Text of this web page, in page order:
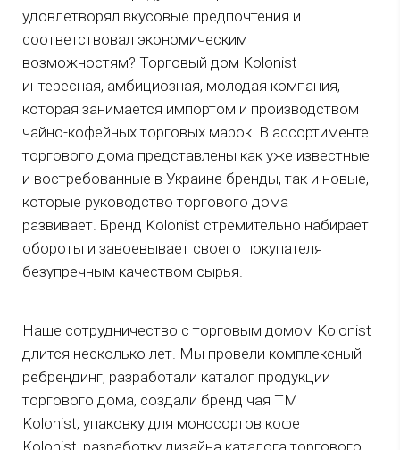
удовлетворял вкусовые предпочтения и
соответствовал экономическим
возможностям? Торговый дом Kolonist –
интересная, амбициозная, молодая компания,
которая занимается импортом и производством
чайно-кофейных торговых марок. В ассортименте
торгового дома представлены как уже известные
и востребованные в Украине бренды, так и новые,
которые руководство торгового дома
развивает. Бренд Kolonist стремительно набирает
обороты и завоевывает своего покупателя
безупречным качеством сырья.
Наше сотрудничество с торговым домом Kolonist
длится несколько лет. Мы провели комплексный
ребрендинг, разработали каталог продукции
торгового дома, создали бренд чая ТМ
Kolonist, упаковку для моносортов кофе
Kolonist, разработку дизайна каталога торгового